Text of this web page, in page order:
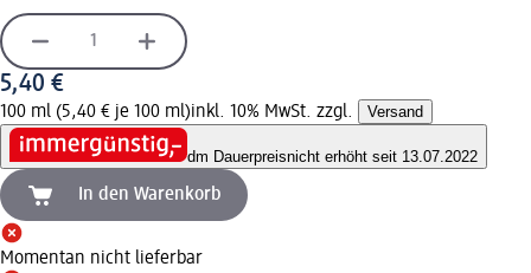
5,40 €
100 ml (5,40 € je 100 ml)inkl. 10% MwSt. zzgl. Versand
dm Dauerpreisnicht erhöht seit 13.07.2022
In den Warenkorb
Momentan nicht lieferbar